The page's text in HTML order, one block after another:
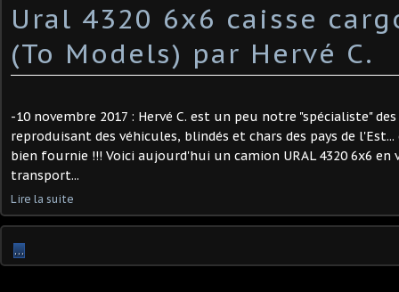
Ural 4320 6x6 caisse
(To Models) par Hervé C.
-10 novembre 2017 : Hervé C. est un peu notre "spécialiste"
reproduisant des véhicules, blindés et chars des pays de
bien fournie !!! Voici aujourd'hui un camion URAL 4320 6x6 en
transport...
Lire la suite
…